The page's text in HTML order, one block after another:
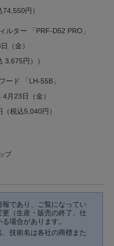
円）
ルター 「PRF-D52 PRO」
（金）
3,675円））
ード 「LH-55B」
4月23日（金）
（税込5,040円）
プ
であり、ご覧になってい
（生産・販売の終了、仕
場合があります。
技術名は各社の商標また